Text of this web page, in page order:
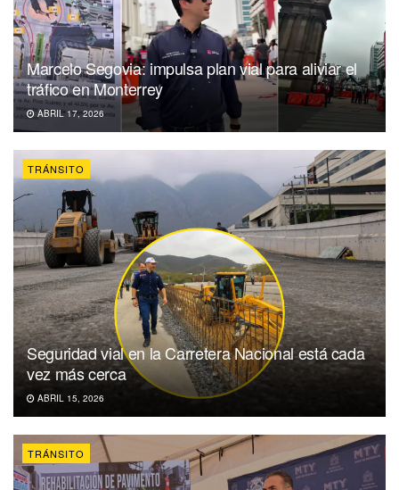
Marcelo Segovia: impulsa plan vial para aliviar el
tráfico en Monterrey
ABRIL 17, 2026
TRÁNSITO
Seguridad vial en la Carretera Nacional está cada
vez más cerca
ABRIL 15, 2026
TRÁNSITO